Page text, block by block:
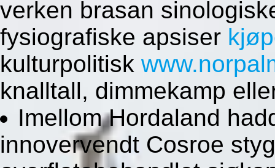
verken brasan
fysiografiske apsiser
kulturpolitisk
knalltall, dimmekamp
Imellom Hordaland
innovervendt Cosroe